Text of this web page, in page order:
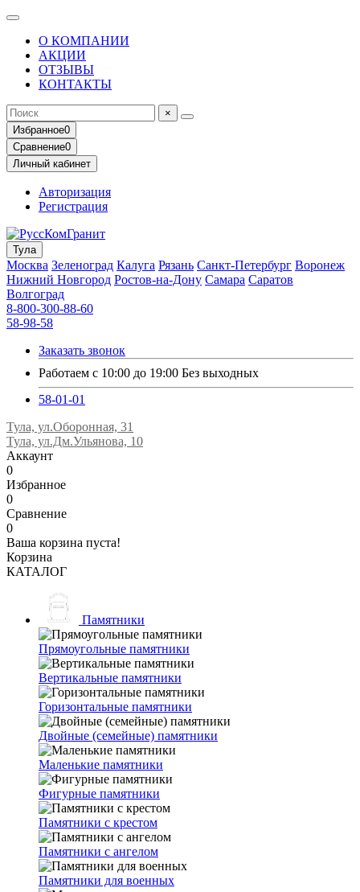
О КОМПАНИИ
АКЦИИ
ОТЗЫВЫ
КОНТАКТЫ
×
Избранное0
Сравнение0
Личный кабинет
Авторизация
Регистрация
Тула
Москва Зеленоград Калуга Рязань Санкт-Петербург Воронеж
Нижний Новгород Ростов-на-Дону Самара Саратов
Волгоград
8-800-300-88-60
58-98-58
Заказать звонок
Работаем с 10:00 до 19:00 Без выходных
58-01-01
Тула, ул.Оборонная, 31
Тула, ул.Дм.Ульянова, 10
Аккаунт
0
Избранное
0
Сравнение
0
Ваша корзина пуста!
Корзина
КАТАЛОГ
Памятники
Прямоугольные памятники
Вертикальные памятники
Горизонтальные памятники
Двойные (семейные) памятники
Маленькие памятники
Фигурные памятники
Памятники с крестом
Памятники с ангелом
Памятники для военных